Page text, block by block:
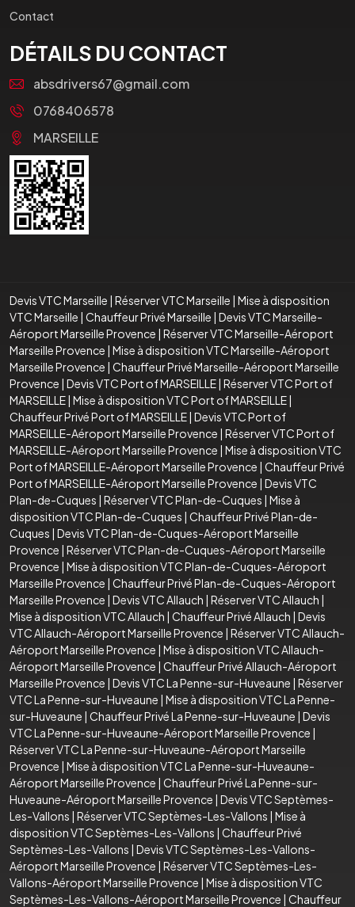
Contact
DÉTAILS DU CONTACT
absdrivers67@gmail.com
0768406578
MARSEILLE
Devis VTC Marseille | Réserver VTC Marseille | Mise à disposition
VTC Marseille | Chauffeur Privé Marseille | Devis VTC Marseille-
Aéroport Marseille Provence | Réserver VTC Marseille-Aéroport
Marseille Provence | Mise à disposition VTC Marseille-Aéroport
Marseille Provence | Chauffeur Privé Marseille-Aéroport Marseille
Provence | Devis VTC Port of MARSEILLE| Réserver VTC Port of
MARSEILLE| Mise à disposition VTC Port of MARSEILLE|
Chauffeur Privé Port of MARSEILLE| Devis VTC Port of
MARSEILLE-Aéroport Marseille Provence | Réserver VTC Port of
MARSEILLE-Aéroport Marseille Provence | Mise à disposition VTC
Port of MARSEILLE-Aéroport Marseille Provence | Chauffeur Privé
Port of MARSEILLE-Aéroport Marseille Provence | Devis VTC
Plan-de-Cuques | Réserver VTC Plan-de-Cuques | Mise à
disposition VTC Plan-de-Cuques | Chauffeur Privé Plan-de-
Cuques | Devis VTC Plan-de-Cuques-Aéroport Marseille
Provence | Réserver VTC Plan-de-Cuques-Aéroport Marseille
Provence | Mise à disposition VTC Plan-de-Cuques-Aéroport
Marseille Provence | Chauffeur Privé Plan-de-Cuques-Aéroport
Marseille Provence | Devis VTC Allauch | Réserver VTC Allauch |
Mise à disposition VTC Allauch | Chauffeur Privé Allauch | Devis
VTC Allauch-Aéroport Marseille Provence | Réserver VTC Allauch-
Aéroport Marseille Provence | Mise à disposition VTC Allauch-
Aéroport Marseille Provence | Chauffeur Privé Allauch-Aéroport
Marseille Provence | Devis VTC La Penne-sur-Huveaune | Réserver
VTC La Penne-sur-Huveaune | Mise à disposition VTC La Penne-
sur-Huveaune | Chauffeur Privé La Penne-sur-Huveaune | Devis
VTC La Penne-sur-Huveaune-Aéroport Marseille Provence |
Réserver VTC La Penne-sur-Huveaune-Aéroport Marseille
Provence | Mise à disposition VTC La Penne-sur-Huveaune-
Aéroport Marseille Provence | Chauffeur Privé La Penne-sur-
Huveaune-Aéroport Marseille Provence | Devis VTC Septèmes-
Les-Vallons | Réserver VTC Septèmes-Les-Vallons | Mise à
disposition VTC Septèmes-Les-Vallons | Chauffeur Privé
Septèmes-Les-Vallons | Devis VTC Septèmes-Les-Vallons-
Aéroport Marseille Provence | Réserver VTC Septèmes-Les-
Vallons-Aéroport Marseille Provence | Mise à disposition VTC
Septèmes-Les-Vallons-Aéroport Marseille Provence | Chauffeur